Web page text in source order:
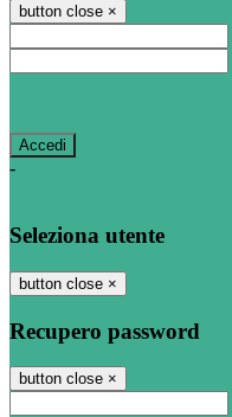
button close ×
-
Seleziona utente
button close ×
Recupero password
button close ×